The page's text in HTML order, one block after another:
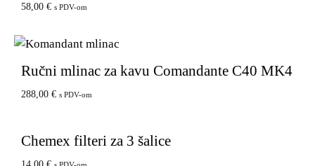
58,00 € s PDV-om
Ručni mlinac za kavu Comandante C40 MK4
288,00 € s PDV-om
Chemex filteri za 3 šalice
14,00 € s PDV-om